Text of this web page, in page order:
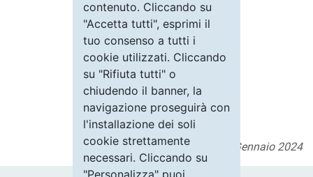
Ultimo aggiornamento il 25 Gennaio 2024